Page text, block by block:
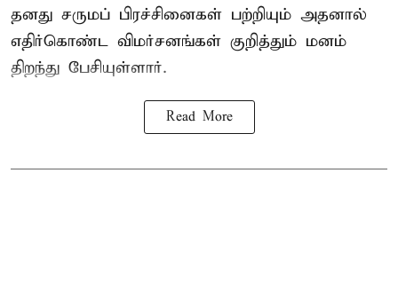
தனது சருமப் பிரச்சினைகள் பற்றியும் அதனால்
எதிர்கொண்ட விமர்சனங்கள் குறித்தும் மனம்
திறந்து பேசியுள்ளார்.
Read More